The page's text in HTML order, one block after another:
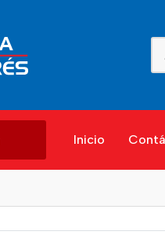
Inicio